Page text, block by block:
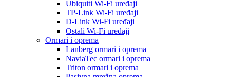
Ubiquiti Wi-Fi uređaji
TP-Link Wi-Fi uređaji
D-Link Wi-Fi uređaji
Ostali Wi-Fi uređaji
Ormari i oprema
Lanberg ormari i oprema
NaviaTec ormari i oprema
Triton ormari i oprema